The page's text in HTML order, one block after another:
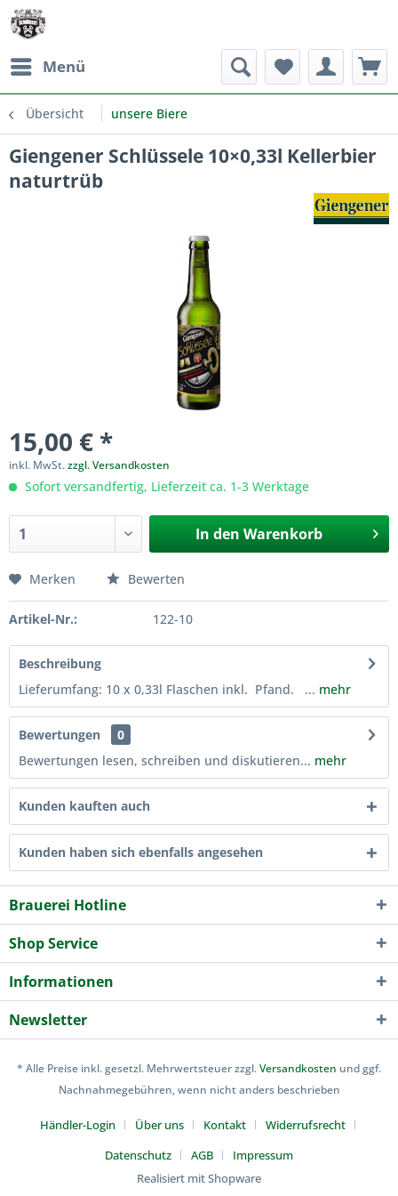
Menü
Übersicht unsere Biere
Giengener Schlüssele 10×0,33l Kellerbier
naturtrüb
15,00 € *
inkl. MwSt.zzgl. Versandkosten
Sofort versandfertig, Lieferzeit ca. 1-3 Werktage
In den Warenkorb
Merken Bewerten
Artikel-Nr.: 122-10
Beschreibung
Lieferumfang: 10 x 0,33l Flaschen inkl. Pfand. ... mehr
Bewertungen
0
Bewertungen lesen, schreiben und diskutieren... mehr
Kunden kauften auch
Kunden haben sich ebenfalls angesehen
Brauerei Hotline
Shop Service
Informationen
Newsletter
* Alle Preise inkl. gesetzl. Mehrwertsteuer zzgl.Versandkosten und ggf.
Nachnahmegebühren, wenn nicht anders beschrieben
Händler-Login Über uns Kontakt
Widerrufsrecht
Datenschutz
AGB
Impressum
Realisiert mit Shopware